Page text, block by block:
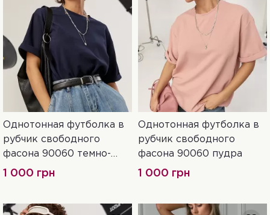
One Size
Однотонная футболка в
рубчик свободного
фасона 90060 темно-
синий
1 000 грн
One Size
Однотонная футболка в
рубчик свободного
фасона 90060 пудра
1 000 грн